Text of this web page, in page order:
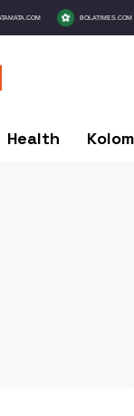
BOLATIMES.COM
Health Kolom